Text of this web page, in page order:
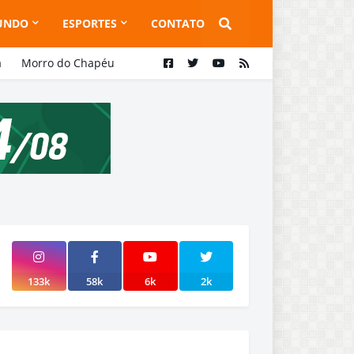
ESPORTES CONTATO
Morro do Chapéu
133k 58k 6k 2k